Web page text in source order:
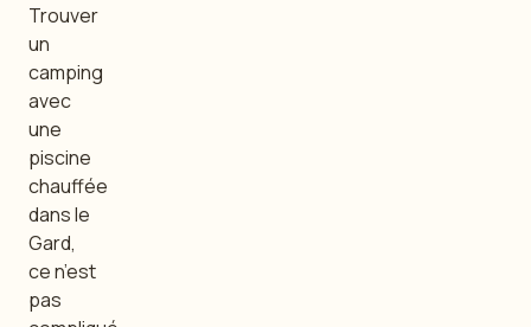
Trouver
un
camping
avec
une
piscine
chauffée
dans le
Gard,
ce n’est
pas